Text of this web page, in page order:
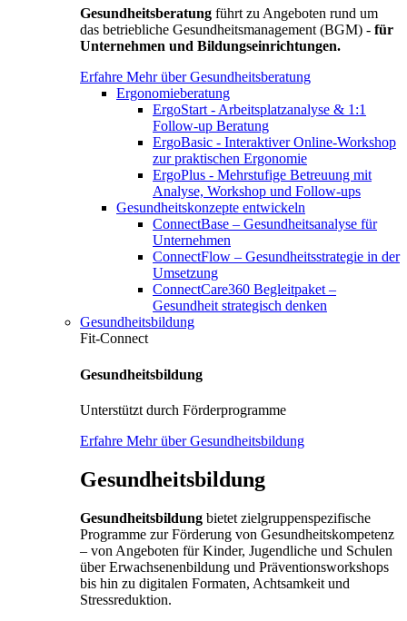
Gesundheitsberatung führt zu Angeboten rund um
das betriebliche Gesundheitsmanagement (BGM) - für
Unternehmen und Bildungseinrichtungen.
Erfahre Mehr über Gesundheitsberatung
Ergonomieberatung
ErgoStart - Arbeitsplatzanalyse & 1:1
Follow-up Beratung
ErgoBasic - Interaktiver Online-Workshop
zur praktischen Ergonomie
ErgoPlus - Mehrstufige Betreuung mit
Analyse, Workshop und Follow-ups
Gesundheitskonzepte entwickeln
ConnectBase – Gesundheitsanalyse für
Unternehmen
ConnectFlow – Gesundheitsstrategie in der
Umsetzung
ConnectCare360 Begleitpaket –
Gesundheit strategisch denken
Gesundheitsbildung
Fit-Connect
Gesundheitsbildung
Unterstützt durch Förderprogramme
Erfahre Mehr über Gesundheitsbildung
Gesundheitsbildung
Gesundheitsbildung bietet zielgruppenspezifische
Programme zur Förderung von Gesundheitskompetenz
– von Angeboten für Kinder, Jugendliche und Schulen
über Erwachsenenbildung und Präventionsworkshops
bis hin zu digitalen Formaten, Achtsamkeit und
Stressreduktion.